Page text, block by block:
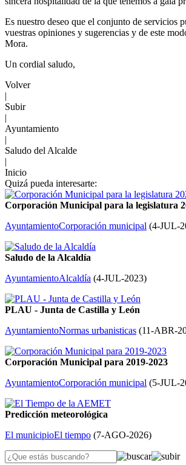
Es nuestro deseo que el conjunto de servicios
vuestras opiniones y sugerencias y de este
Mora.
Un cordial saludo,
Volver
|
Subir
|
Ayuntamiento
|
Saludo del Alcalde
|
Inicio
Quizá pueda interesarte:
Corporación Municipal para la legislatura
AyuntamientoCorporación municipal (4-JUL-
Saludo de la Alcaldía
AyuntamientoAlcaldía (4-JUL-2023)
PLAU - Junta de Castilla y León
AyuntamientoNormas urbanisticas (11-ABR-
Corporación Municipal para 2019-2023
AyuntamientoCorporación municipal (5-JUL-
Predicción meteorológica
El municipioEl tiempo (7-AGO-2026)